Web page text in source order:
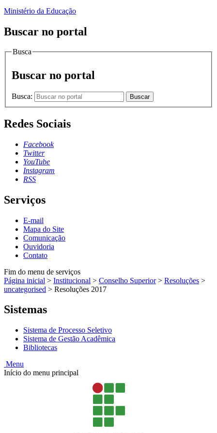
Ministério da Educação
Buscar no portal
Busca
Buscar no portal
Busca: Buscar
Redes Sociais
Facebook
Twitter
YouTube
Instagram
RSS
Serviços
E-mail
Mapa do Site
Comunicação
Ouvidoria
Contato
Fim do menu de serviços
Página inicial > Institucional > Conselho Superior > Resoluções >
uncategorised > Resoluções 2017
Sistemas
Sistema de Processo Seletivo
Sistema de Gestão Acadêmica
Bibliotecas
Menu
Início do menu principal